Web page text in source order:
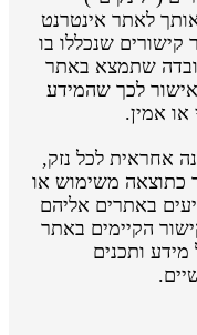
לאתר אינטרנט
שנכללו בו
שתמצא באתר
לכך שהמידע
אמין.
אחראית לכל נזק,
משימוש או
באתרים אליהם
הקיימים באתר
ותכנים